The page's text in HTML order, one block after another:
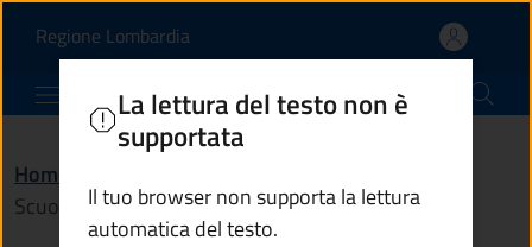
Scuola primaria di
Regione Lombardia(apre in un'altra scheda).
Comune di Berzo Inferiore
Home
Scuola primaria di Berzo Inferiore
La lettura del testo non è
supportata
Il tuo browser non supporta la lettura
automatica del testo.